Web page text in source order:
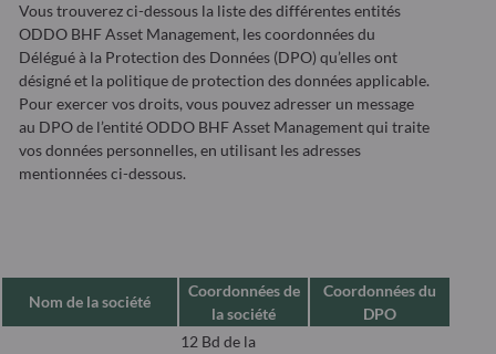
Vous trouverez ci-dessous la liste des différentes entités
ODDO BHF Asset Management, les coordonnées du
Délégué à la Protection des Données (DPO) qu’elles ont
désigné et la politique de protection des données applicable.
Pour exercer vos droits, vous pouvez adresser un message
au DPO de l’entité ODDO BHF Asset Management qui traite
vos données personnelles, en utilisant les adresses
mentionnées ci-dessous.
Nom de la société
Coordonnées de
la société
Coordonnées du
DPO
12 Bd de la